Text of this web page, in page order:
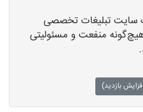
سایت تبلیغات تخصصی
منفعت و مسئولیتی
بازدید)